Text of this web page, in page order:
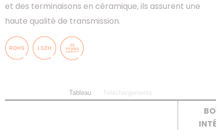
et des terminaisons en céramique, ils assurent une
haute qualité de transmission.
Tableau Téléchargements